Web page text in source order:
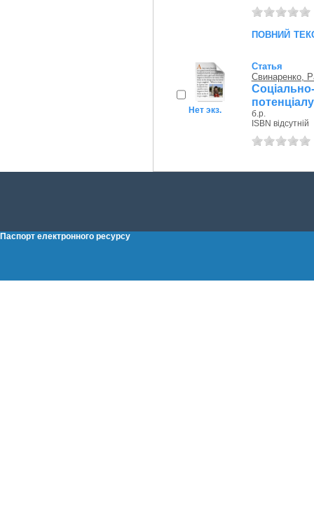
повний
Нет экз.
Статья
Свинаренко,
б.р.
ISBN відсутній
Паспорт електронного ресурсу